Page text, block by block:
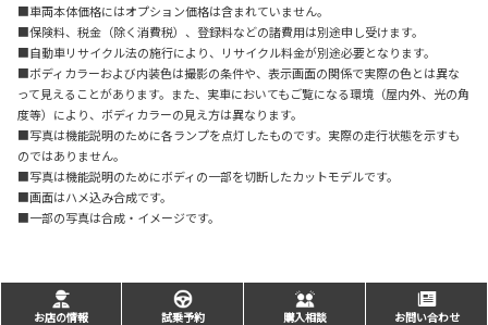
■車両本体価格にはオプション価格は含まれていません。
■保険料、税金（除く消費税）、登録料などの諸費用は別途申し受けます。
■自動車リサイクル法の施行により、リサイクル料金が別途必要となります。
■ボディカラーおよび内装色は撮影の条件や、表示画面の関係で実際の色とは異な
って見えることがあります。また、実車においてもご覧になる環境（屋内外、光の角
度等）により、ボディカラーの見え方は異なります。
■写真は機能説明のために各ランプを点灯したものです。実際の走行状態を示すも
のではありません。
■写真は機能説明のためにボディの一部を切断したカットモデルです。
■画面はハメ込み合成です。
■一部の写真は合成・イメージです。
お店の情報 試乗予約 購入相談 お問い合わせ